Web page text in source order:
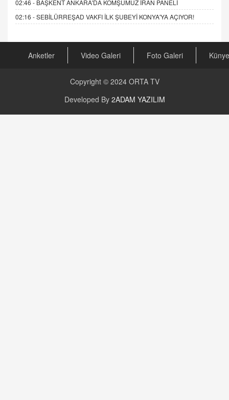
02:46 - BAŞKENT ANKARA'DA KOMŞUMUZ İRAN PANELİ
02:16 -SEBİLÜRREŞAD VAKFI İLK ŞUBEYİ KONYA'YA AÇIYOR!
Anketler Video Galeri Foto Galeri Künye
Copyright © 2024 ORTA TV
Developed By 2ADAM YAZILIM